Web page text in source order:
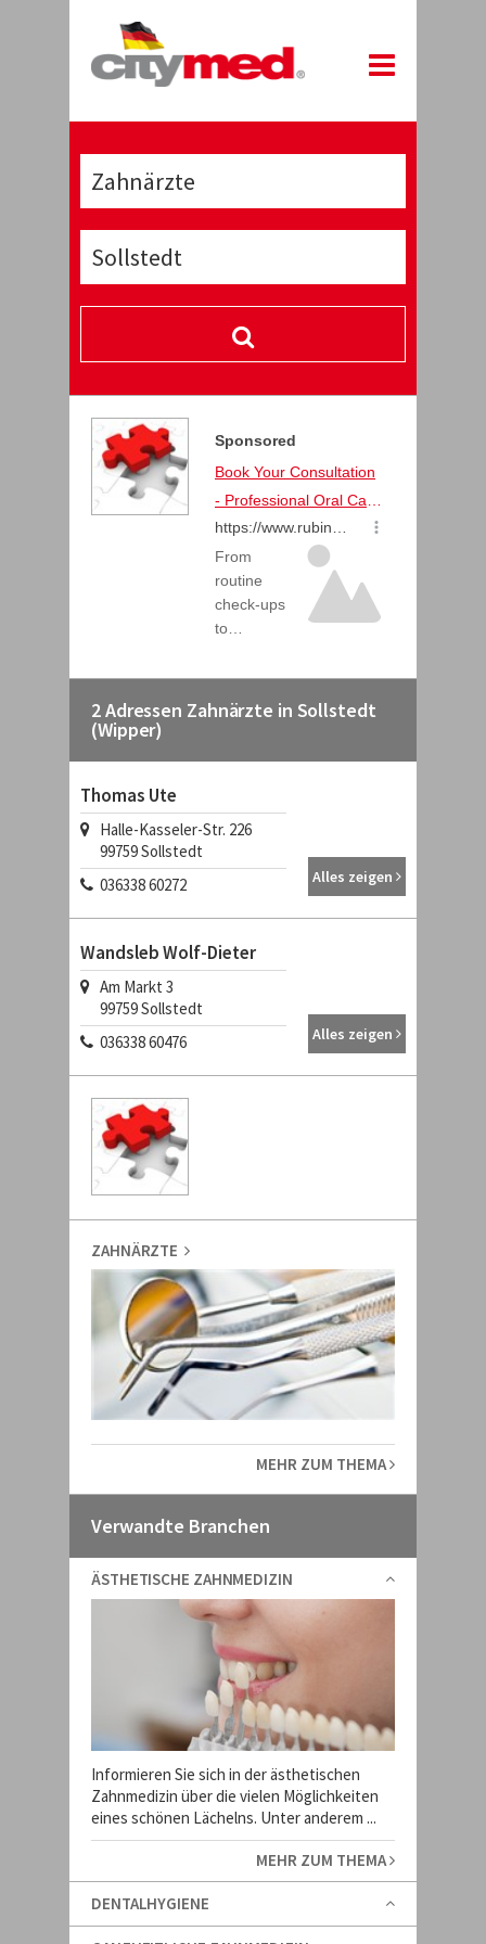
2 Adressen Zahnärzte in Sollstedt
(Wipper)
Thomas Ute
Halle-Kasseler-Str. 226
99759 Sollstedt
036338 60272
Alles zeigen
Wandsleb Wolf-Dieter
Am Markt 3
99759 Sollstedt
036338 60476
Alles zeigen
ZAHNÄRZTE
MEHR ZUM THEMA
Verwandte Branchen
ÄSTHETISCHE ZAHNMEDIZIN
Informieren Sie sich in der ästhetischen
Zahnmedizin über die vielen Möglichkeiten
eines schönen Lächelns. Unter anderem ...
MEHR ZUM THEMA
DENTALHYGIENE